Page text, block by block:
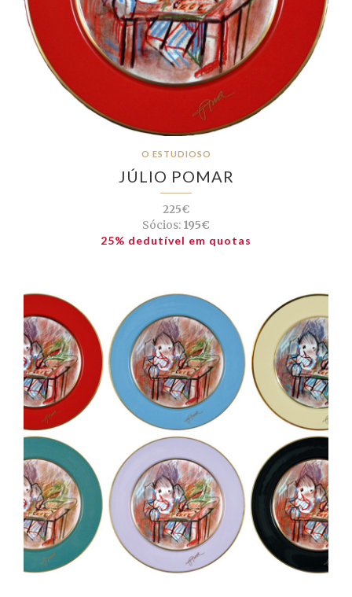
O ESTUDIOSO
JÚLIO POMAR
225€
Sócios: 195€
25% dedutível em quotas